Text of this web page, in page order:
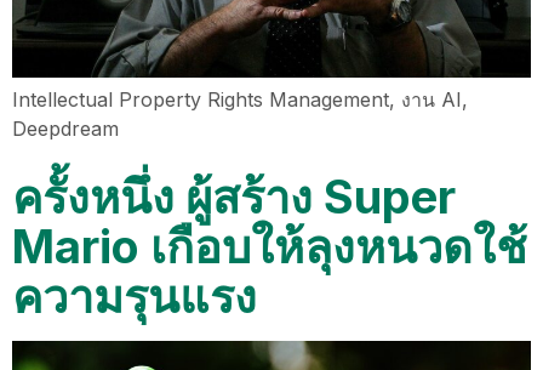
Intellectual Property Rights Management, งาน AI,
Deepdream
ครั้งหนึ่ง ผู้สร้าง Super
Mario เกือบให้ลุงหนวดใช้
ความรุนแรง